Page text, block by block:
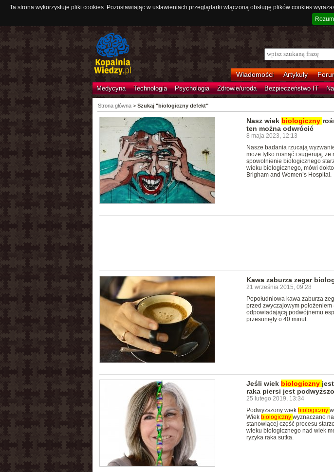
Ta strona wykorzystuje pliki cookies. Pozostawiając w ustawieniach przeglądarki włączoną obsługę plików cookies
Wiadomości Artykuły
Medycyna Technologia Psychologia Zdrowie/uroda Bezpieczeństwo IT
Strona główna> Szukaj "biologiczny defekt"
Nasz wiek biologiczny
ten można odwrócić
8 maja 2023, 12:13
Nasze badania rzucają
może tylko rosnąć i sugerują,
spowolnienie biologicznego
wieku biologicznego, mówi
Brigham and Women’s Hospital.
Kawa zaburza zegar
21 września 2015, 09:28
Popołudniowa kawa zaburza
przed zwyczajowym
odpowiadającą podwójnemu
przesunięty o 40 minut.
Jeśli wiek biologiczny
raka piersi jest
25 lutego 2019, 13:34
Podwyższony wiek biologiczny
Wiek biologiczny wyznaczano
stanowiącej część procesu
wieku biologicznego nad wiek
ryzyka raka sutka.